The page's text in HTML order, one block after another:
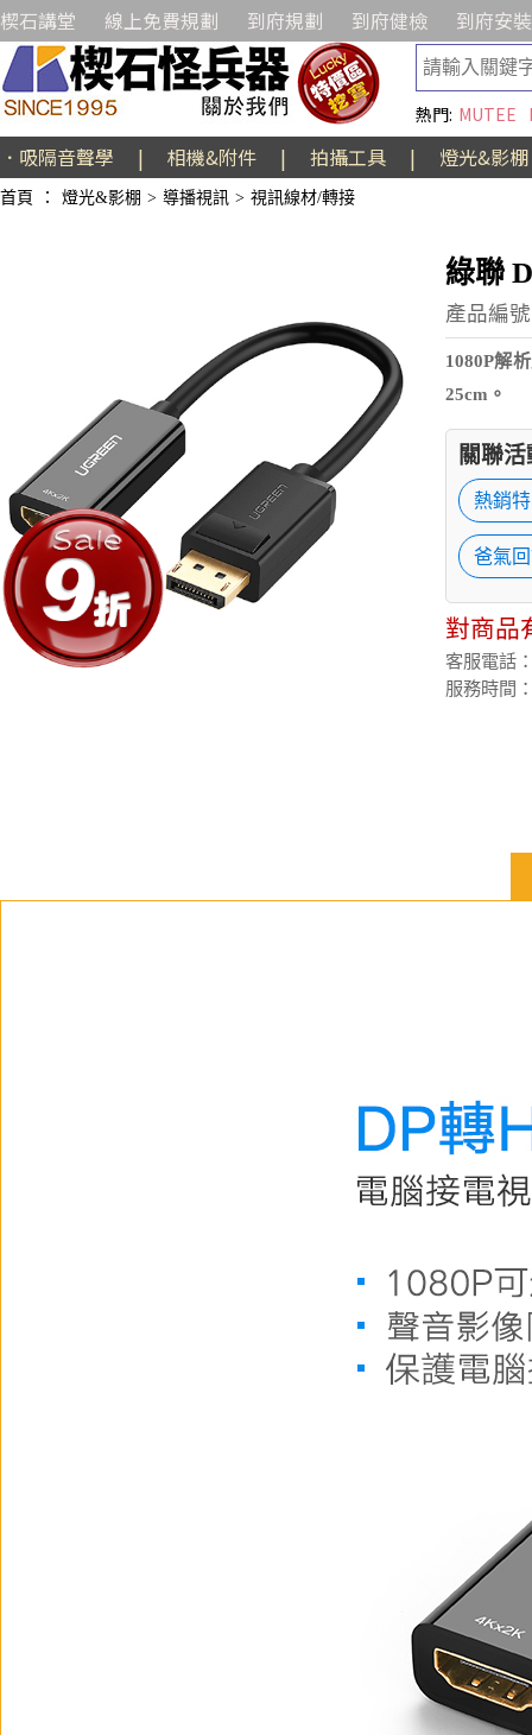
楔石講堂 線上免費規劃 到府規劃 到府健檢 到府安裝
熱門: MUTEE
．吸隔音聲學 | 相機&附件 | 拍攝工具 | 燈光&影棚
首頁 ： 燈光&影棚 > 導播視訊 > 視訊線材/轉接
綠聯
產品編
1080P解
25cm。
關聯
熱銷
爸氣
對商品
客服電話
服務時間